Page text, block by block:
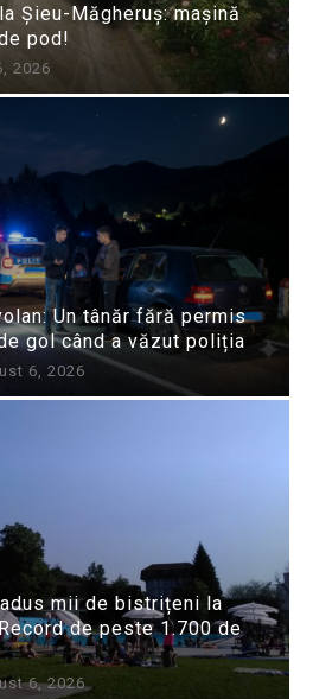
Șieu-Măgheruș: mașină
pod!
2026
Un tânăr fără permis
gol când a văzut poliția
6, 2026
mii de bistrițeni la
de peste 1.700 de
6, 2026